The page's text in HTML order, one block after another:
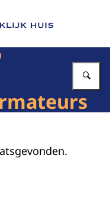
Het Koninklijk Huis